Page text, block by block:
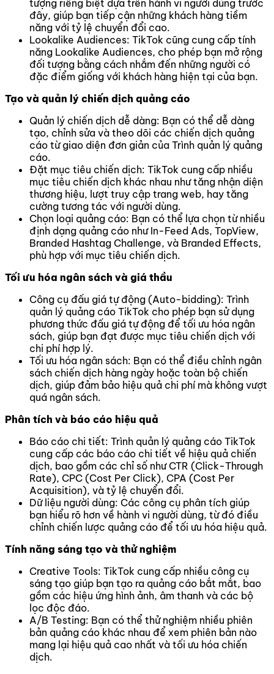
tượng riêng biệt dựa trên hành vi người dùng trước
đây, giúp bạn tiếp cận những khách hàng tiềm
năng với tỷ lệ chuyển đổi cao.
Lookalike Audiences: TikTok cũng cung cấp tính
năng Lookalike Audiences, cho phép bạn mở rộng
đối tượng bằng cách nhắm đến những người có
đặc điểm giống với khách hàng hiện tại của bạn.
Tạo và quản lý chiến dịch quảng cáo
Quản lý chiến dịch dễ dàng: Bạn có thể dễ dàng
tạo, chỉnh sửa và theo dõi các chiến dịch quảng
cáo từ giao diện đơn giản của Trình quản lý quảng
cáo.
Đặt mục tiêu chiến dịch: TikTok cung cấp nhiều
mục tiêu chiến dịch khác nhau như tăng nhận diện
thương hiệu, lượt truy cập trang web, hay tăng
cường tương tác với người dùng.
Chọn loại quảng cáo: Bạn có thể lựa chọn từ nhiều
định dạng quảng cáo như In-Feed Ads, TopView,
Branded Hashtag Challenge, và Branded Effects,
phù hợp với mục tiêu chiến dịch.
Tối ưu hóa ngân sách và giá thầu
Công cụ đấu giá tự động (Auto-bidding): Trình
quản lý quảng cáo TikTok cho phép bạn sử dụng
phương thức đấu giá tự động để tối ưu hóa ngân
sách, giúp bạn đạt được mục tiêu chiến dịch với
chi phí hợp lý.
Tối ưu hóa ngân sách: Bạn có thể điều chỉnh ngân
sách chiến dịch hàng ngày hoặc toàn bộ chiến
dịch, giúp đảm bảo hiệu quả chi phí mà không vượt
quá ngân sách.
Phân tích và báo cáo hiệu quả
Báo cáo chi tiết: Trình quản lý quảng cáo TikTok
cung cấp các báo cáo chi tiết về hiệu quả chiến
dịch, bao gồm các chỉ số như CTR (Click-Through
Rate), CPC (Cost Per Click), CPA (Cost Per
Acquisition), và tỷ lệ chuyển đổi.
Dữ liệu người dùng: Các công cụ phân tích giúp
bạn hiểu rõ hơn về hành vi người dùng, từ đó điều
chỉnh chiến lược quảng cáo để tối ưu hóa hiệu quả.
Tính năng sáng tạo và thử nghiệm
Creative Tools: TikTok cung cấp nhiều công cụ
sáng tạo giúp bạn tạo ra quảng cáo bắt mắt, bao
gồm các hiệu ứng hình ảnh, âm thanh và các bộ
lọc độc đáo.
A/B Testing: Bạn có thể thử nghiệm nhiều phiên
bản quảng cáo khác nhau để xem phiên bản nào
mang lại hiệu quả cao nhất và tối ưu hóa chiến
dịch.